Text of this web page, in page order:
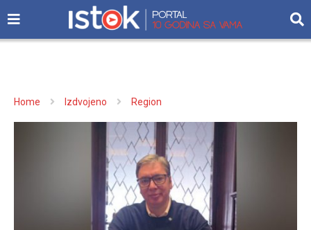
Home Izdvojeno Region